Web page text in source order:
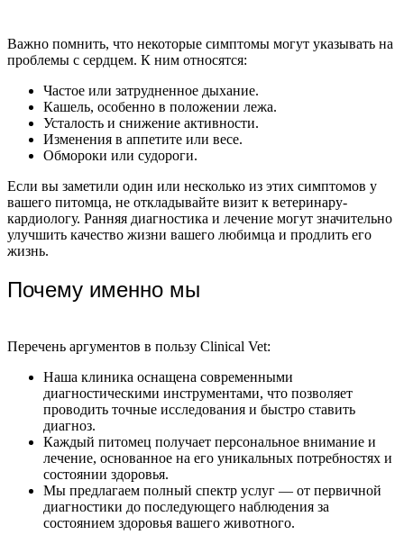
Важно помнить, что некоторые симптомы могут указывать на
проблемы с сердцем. К ним относятся:
Частое или затрудненное дыхание.
Кашель, особенно в положении лежа.
Усталость и снижение активности.
Изменения в аппетите или весе.
Обмороки или судороги.
Если вы заметили один или несколько из этих симптомов у
вашего питомца, не откладывайте визит к ветеринару-
кардиологу. Ранняя диагностика и лечение могут значительно
улучшить качество жизни вашего любимца и продлить его
жизнь.
Почему именно мы
Перечень аргументов в пользу Clinical Vet:
Наша клиника оснащена современными
диагностическими инструментами, что позволяет
проводить точные исследования и быстро ставить
диагноз.
Каждый питомец получает персональное внимание и
лечение, основанное на его уникальных потребностях и
состоянии здоровья.
Мы предлагаем полный спектр услуг — от первичной
диагностики до последующего наблюдения за
состоянием здоровья вашего животного.